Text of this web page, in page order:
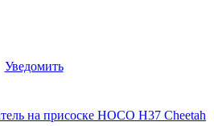
Уведомить